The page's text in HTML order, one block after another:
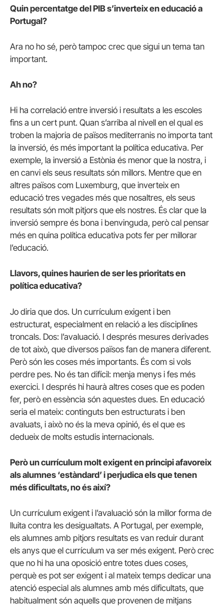
Quin percentatge del PIB s’inverteix en educació a
Portugal?
Ara no ho sé, però tampoc crec que sigui un tema tan
important.
Ah no?
Hi ha correlació entre inversió i resultats a les escoles
fins a un cert punt. Quan s’arriba al nivell en el qual es
troben la majoria de països mediterranis no importa tant
la inversió, és més important la política educativa. Per
exemple, la inversió a Estònia és menor que la nostra, i
en canvi els seus resultats són millors. Mentre que en
altres països com Luxemburg, que inverteix en
educació tres vegades més que nosaltres, els seus
resultats són molt pitjors que els nostres. És clar que la
inversió sempre és bona i benvinguda, però cal pensar
més en quina política educativa pots fer per millorar
l’educació.
Llavors, quines haurien de ser les prioritats en
política educativa?
Jo diria que dos. Un currículum exigent i ben
estructurat, especialment en relació a les disciplines
troncals. Dos: l’avaluació. I després mesures derivades
de tot això, que diversos països fan de manera diferent.
Però són les coses més importants. És com si vols
perdre pes. No és tan difícil: menja menys i fes més
exercici. I després hi haurà altres coses que es poden
fer, però en essència són aquestes dues. En educació
seria el mateix: continguts ben estructurats i ben
avaluats, i això no és la meva opinió, és el que es
dedueix de molts estudis internacionals.
Però un currículum molt exigent en principi afavoreix
als alumnes ‘estàndard’ i perjudica els que tenen
més dificultats, no és així?
Un currículum exigent i l’avaluació són la millor forma de
lluita contra les desigualtats. A Portugal, per exemple,
els alumnes amb pitjors resultats es van reduir durant
els anys que el currículum va ser més exigent. Però crec
que no hi ha una oposició entre totes dues coses,
perquè es pot ser exigent i al mateix temps dedicar una
atenció especial als alumnes amb més dificultats, que
habitualment són aquells que provenen de mitjans